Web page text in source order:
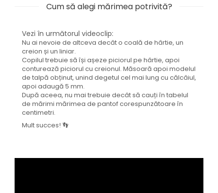
Cum să alegi mărimea potrivită?
Vezi în următorul videoclip:
Nu ai nevoie de altceva decât o coală de hârtie, un
creion și un liniar.
Copilul trebuie să își așeze piciorul pe hârtie, apoi
conturează piciorul cu creionul. Măsoară apoi modelul
de talpă obținut, unind degetul cel mai lung cu călcâiul,
apoi adaugă 5 mm.
După aceea, nu mai trebuie decât să cauți în tabelul
de mărimi mărimea de pantof corespunzătoare în
centimetri.
Mult succes! 👣